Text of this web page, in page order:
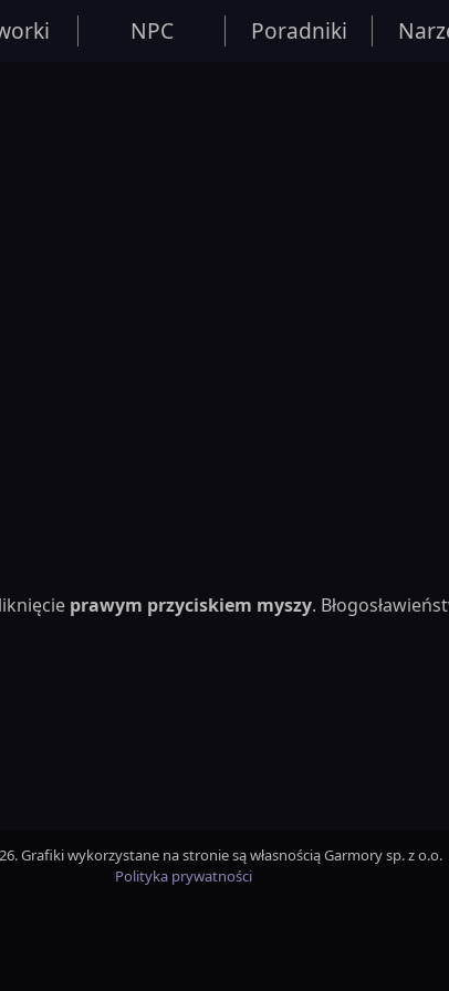
NPC Poradniki
prawym przyciskiem myszy.
Grafiki wykorzystane na stronie są własnością Garmory sp. z o.o.
Polityka prywatności